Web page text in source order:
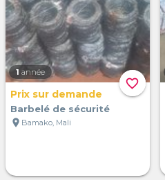
favorite_border
1 année
Prix sur demande
Barbelé de sécurité
location_on Bamako, Mali